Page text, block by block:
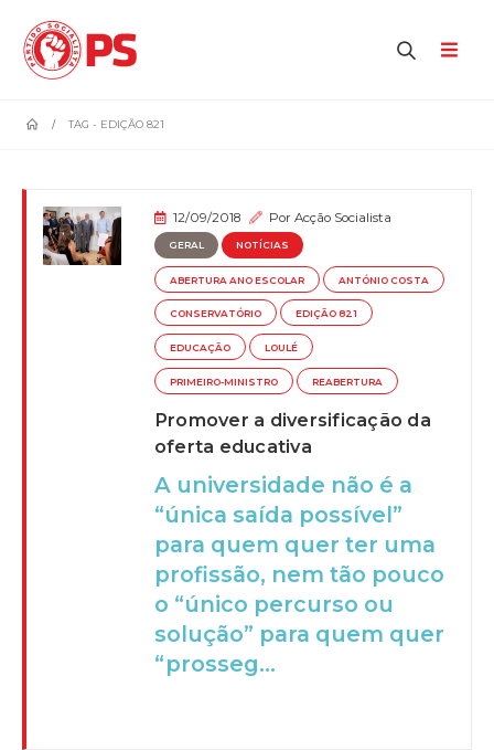
TAG - EDIÇÃO 821
12/09/2018 PorAcção Socialista
GERAL NOTÍCIAS
ABERTURA ANO ESCOLAR ANTÓNIO COSTA
CONSERVATÓRIO EDIÇÃO 821
EDUCAÇÃO LOULÉ
PRIMEIRO-MINISTRO REABERTURA
Promover a diversificação da
oferta educativa
A universidade não é a
“única saída possível”
para quem quer ter uma
profissão, nem tão pouco
o “único percurso ou
solução” para quem quer
“prosseg...